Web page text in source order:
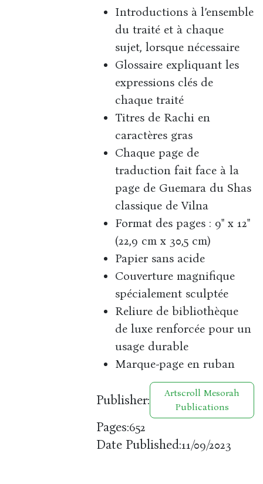
Introductions à l’ensemble
du traité et à chaque
sujet, lorsque nécessaire
Glossaire expliquant les
expressions clés de
chaque traité
Titres de Rachi en
caractères gras
Chaque page de
traduction fait face à la
page de Guemara du Shas
classique de Vilna
Format des pages : 9" x 12"
(22,9 cm x 30,5 cm)
Papier sans acide
Couverture magnifique
spécialement sculptée
Reliure de bibliothèque
de luxe renforcée pour un
usage durable
Marque-page en ruban
Publisher:
Artscroll Mesorah
Publications
Pages:652
Date Published:11/09/2023